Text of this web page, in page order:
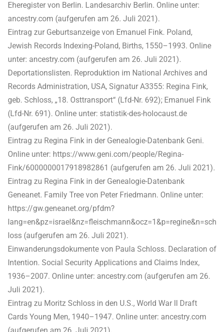
Eheregister von Berlin. Landesarchiv Berlin. Online unter:
ancestry.com (aufgerufen am 26. Juli 2021).
Eintrag zur Geburtsanzeige von Emanuel Fink. Poland,
Jewish Records Indexing-Poland, Births, 1550–1993. Online
unter: ancestry.com (aufgerufen am 26. Juli 2021).
Deportationslisten. Reproduktion im National Archives and
Records Administration, USA, Signatur A3355: Regina Fink,
geb. Schloss, „18. Osttransport“ (Lfd-Nr. 692); Emanuel Fink
(Lfd-Nr. 691). Online unter: statistik-des-holocaust.de
(aufgerufen am 26. Juli 2021).
Eintrag zu Regina Fink in der Genealogie-Datenbank Geni.
Online unter: https://www.geni.com/people/Regina-
Fink/6000000017918982861 (aufgerufen am 26. Juli 2021).
Eintrag zu Regina Fink in der Genealogie-Datenbank
Geneanet. Family Tree von Peter Friedmann. Online unter:
https://gw.geneanet.org/pfdm?
lang=en&pz=israel&nz=fleischmann&ocz=1&p=regine&n=sch
loss (aufgerufen am 26. Juli 2021).
Einwanderungsdokumente von Paula Schloss. Declaration of
Intention. Social Security Applications and Claims Index,
1936–2007. Online unter: ancestry.com (aufgerufen am 26.
Juli 2021).
Eintrag zu Moritz Schloss in den U.S., World War II Draft
Cards Young Men, 1940–1947. Online unter: ancestry.com